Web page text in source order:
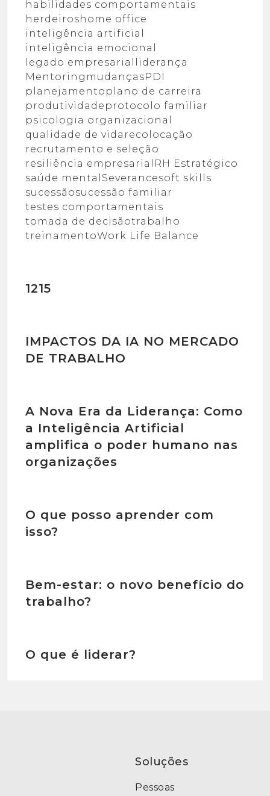
habilidades comportamentais
herdeiroshome office
inteligência artificial
inteligência emocional
legado empresarial
liderança
Mentoring mudançasPDI
planejamento plano de carreira
produtividade protocolo familiar
psicologia organizacional
qualidade de vida recolocação
recrutamento e seleção
resiliência empresarial RH Estratégico
saúde mental Severancesoft skills
sucessãosucessão familiar
testes comportamentais
tomada de decisãotrabalho
treinamentoWork Life Balance
1215
IMPACTOS DA IA NO MERCADO
DE TRABALHO
A Nova Era da Liderança: Como
a Inteligência Artificial
amplifica o poder humano nas
organizações
O que posso aprender com
isso?
Bem-estar: o novo benefício do
trabalho?
O que é liderar?
Soluções
Pessoas